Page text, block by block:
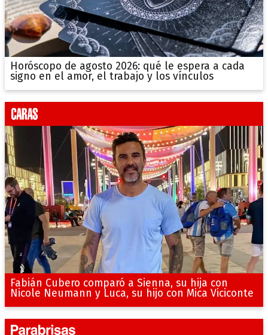
Horóscopo de agosto 2026: qué le espera a cada
signo en el amor, el trabajo y los vínculos
Fabián Cubero comparó a Sienna, su hija con
Nicole Neumann y Luca, su hijo con Mica Viciconte